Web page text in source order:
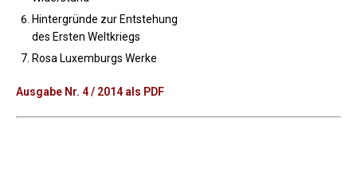
Hintergründe zur Entstehung
des Ersten Weltkriegs
Rosa Luxemburgs Werke
Ausgabe Nr. 4 / 2014 als PDF